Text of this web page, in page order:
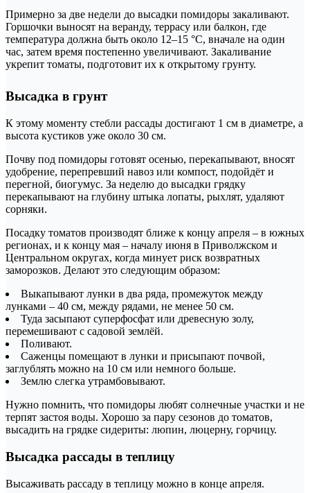
Примерно за две недели до высадки помидоры закаливают.
Горшочки выносят на веранду, террасу или балкон, где
температура должна быть около 12–15 °С, вначале на один
час, затем время постепенно увеличивают. Закаливание
укрепит томаты, подготовит их к открытому грунту.
Высадка в грунт
К этому моменту стебли рассады достигают 1 см в диаметре, а
высота кустиков уже около 30 см.
Почву под помидоры готовят осенью, перекапывают, вносят
удобрение, перепревший навоз или компост, подойдёт и
перегной, биогумус. За неделю до высадки грядку
перекапывают на глубину штыка лопаты, рыхлят, удаляют
сорняки.
Посадку томатов производят ближе к концу апреля – в южных
регионах, и к концу мая – началу июня в Приволжском и
Центральном округах, когда минует риск возвратных
заморозков. Делают это следующим образом:
Выкапывают лунки в два ряда, промежуток между
лунками – 40 см, между рядами, не менее 50 см.
Туда засыпают суперфосфат или древесную золу,
перемешивают с садовой землёй.
Поливают.
Саженцы помещают в лунки и присыпают почвой,
заглублять можно на 10 см или немного больше.
Землю слегка утрамбовывают.
Нужно помнить, что помидоры любят солнечные участки и не
терпят застоя воды. Хорошо за пару сезонов до томатов,
высадить на грядке сидериты: люпин, люцерну, горчицу.
Высадка рассады в теплицу
Высаживать рассаду в теплицу можно в конце апреля.